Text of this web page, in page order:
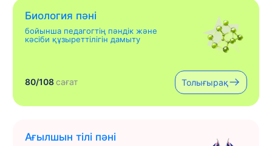
Биология пәні
бойынша педагогтің пәндік және
кәсіби құзыреттілігін дамыту
80/108сағат Толығырақ
Ағылшын тілі пәні